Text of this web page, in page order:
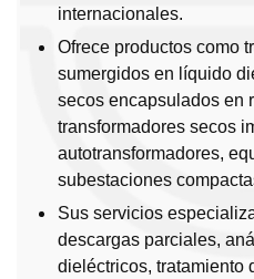
internacionales.
Ofrece productos como
sumergidos en líquido
secos encapsulados en
transformadores secos
autotransformadores,
subestaciones
Sus servicios
descargas parciales,
dieléctricos, tratamiento